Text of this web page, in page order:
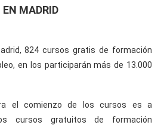
EN MADRID
824 cursos gratis de formación
en los participarán más de 13.000
el comienzo de los cursos es a
cursos gratuitos de formación